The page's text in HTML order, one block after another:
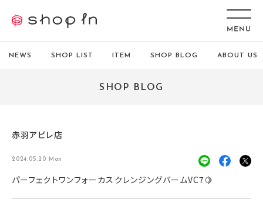
NEWS SHOP LIST ITEM SHOP BLOG ABOUT US
SHOP BLOG
赤羽アピレ店
2024.05.20 Mon
パーフェクトワンフォーカスクレンジングバームVC7🍋